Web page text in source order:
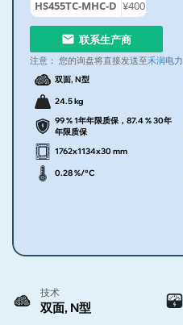
HS455TC-MHC-D ¥400
联系生产商
注意： 您的询盘将直接发送至禾润电力
双面, N型
24.5 kg
99 % 1年年限质保，87.4 % 30年
年限质保
1762x1134x30 mm
0.28 %/°C
技术
双面, N型